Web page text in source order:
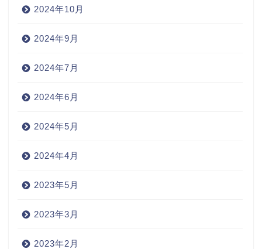
2024年10月
2024年9月
2024年7月
2024年6月
2024年5月
2024年4月
2023年5月
2023年3月
2023年2月